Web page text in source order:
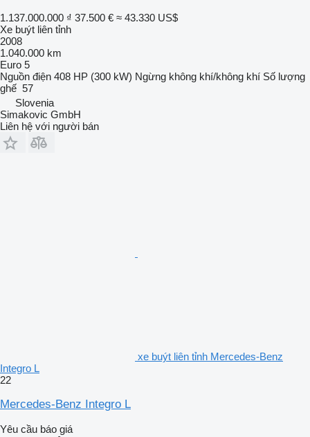
1.137.000.000 ₫ 37.500 € ≈ 43.330 US$
Xe buýt liên tỉnh
2008
1.040.000 km
Euro 5
Nguồn điện 408 HP (300 kW) Ngừng không khí/không khí Số lượng
ghế 57
Slovenia
Simakovic GmbH
Liên hệ với người bán
xe buýt liên tỉnh Mercedes-Benz
Integro L
22
Mercedes-Benz Integro L
Yêu cầu báo giá